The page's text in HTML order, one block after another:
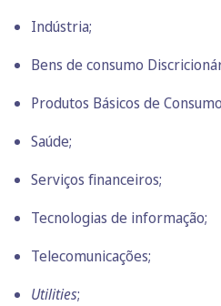
Indústria;
Bens de consumo
Produtos Básicos de
Saúde;
Serviços financeiros;
Tecnologias de informação;
Telecomunicações;
Utilities;